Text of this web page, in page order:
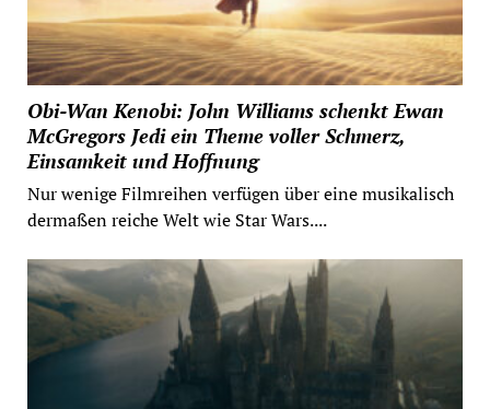
Obi-Wan Kenobi: John Williams schenkt Ewan
McGregors Jedi ein Theme voller Schmerz,
Einsamkeit und Hoffnung
Nur wenige Filmreihen verfügen über eine musikalisch
dermaßen reiche Welt wie Star Wars....